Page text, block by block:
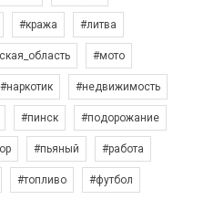
#кража #литва
#мото
#наркотик #недвижимость
#пинск #подорожание
#пьяный #работа
#топливо #футбол